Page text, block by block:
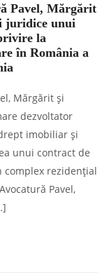
Pavel, Mărgărit
juridice unui
la
în România a
Mărgărit și
dezvoltator
imobiliar și
unui contract de
complex rezidențial
Pavel,